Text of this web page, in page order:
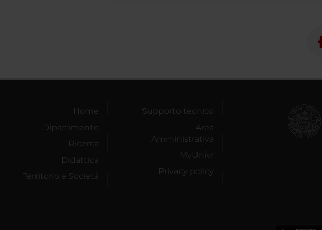
Home
Dipartimento
Ricerca
Didattica
Territorio e Società
Supporto tecnico
Area
Amministrativa
MyUnivr
Privacy policy